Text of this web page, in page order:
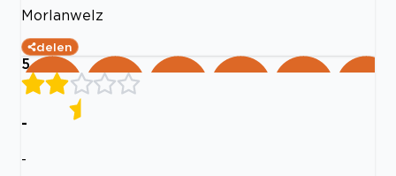
Morlanwelz
delen
5
-
-